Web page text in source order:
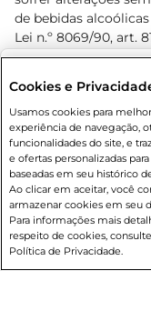
Rio de Janeiro (RJ)
Caso queira
suas compras:
Entrega em casa
de bebidas
Lei n.º 8069/90, art.
Adolescente).
prévio. O valor
80,00.
© 2026
Cookies e
Usamos cookies para
experiência de navegação,
funcionalidades do site, e
e ofertas personalizadas para
baseadas em seu histórico
Ao clicar em aceitar, você
armazenar cookies em seu
Para informações mais
respeito de cookies,
Política de Privacidade.